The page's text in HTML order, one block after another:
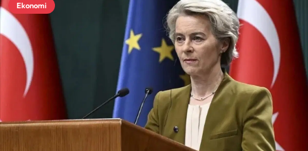
Ekonomi